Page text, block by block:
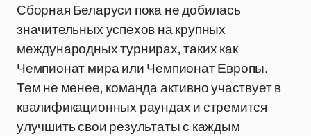
Сборная Беларуси пока не добилась
значительных успехов на крупных
международных турнирах, таких как
Чемпионат мира или Чемпионат Европы.
Тем не менее, команда активно участвует в
квалификационных раундах и стремится
улучшить свои результаты с каждым